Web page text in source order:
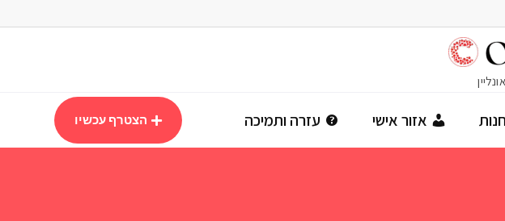
אזור אישי עזרה ותמיכה הצטרף עכשיו